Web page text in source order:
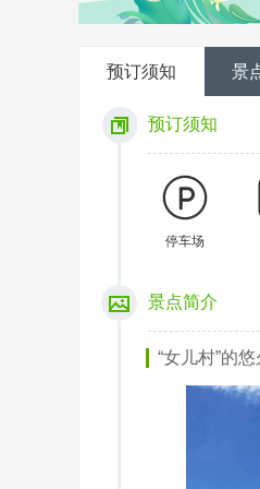
预订须知 景
预订须知
停车场
景点简介
“女儿村”的